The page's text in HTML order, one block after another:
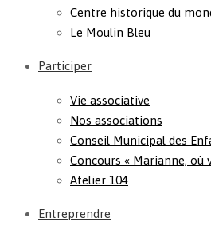
Centre historique du
Le Moulin Bleu
Participer
Vie associative
Nos associations
Conseil Municipal des
Concours « Marianne, où
Atelier 104
Entreprendre